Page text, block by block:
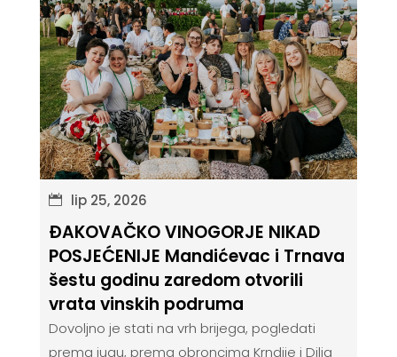
lip 25, 2026
ĐAKOVAČKO VINOGORJE NIKAD
POSJEĆENIJE Mandićevac i Trnava
šestu godinu zaredom otvorili
vrata vinskih podruma
Dovoljno je stati na vrh brijega, pogledati
prema jugu, prema obroncima Krndije i Dilja